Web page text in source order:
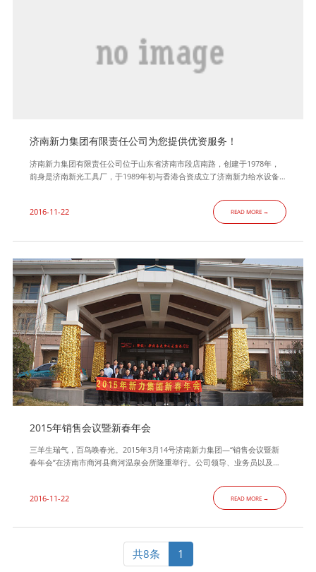
济南新力集团有限责任公司为您提供优资服务！
济南新力集团有限责任公司位于山东省济南市段店南路，创建于1978年，
前身是济南新光工具厂，于1989年初与香港合资成立了济南新力给水设备
有限责任公司,是一家综合性的集科研、设计、加工、安装、调试于一体的
大型专业换热器、压力容器制造企业，主营业务为D1、D2级压力容器、换
热器、智能换热机组、水处理设备、供水设备、石化、电力设备的设计
2016-11-22 READ MORE →
2015年销售会议暨新春年会
三羊生瑞气，百鸟唤春光。2015年3月14号济南新力集团—“销售会议暨新
春年会”在济南市商河县商河温泉会所隆重举行。公司领导、业务员以及各
次会议分为四部分，第一部分由王玉明总监首先总结性回顾了2014年所取
得的成绩，第二部分由公司乔红明总经理，详细介绍了2014年公司具体业
2016-11-22 READ MORE →
共8条 1